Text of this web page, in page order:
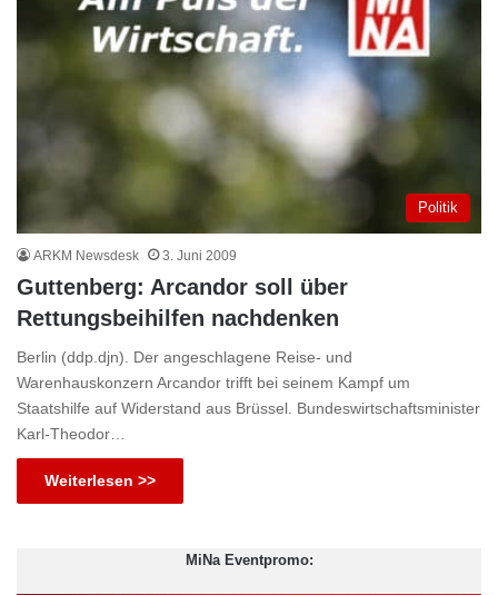
Politik
ARKM Newsdesk 3. Juni 2009
Guttenberg: Arcandor soll über
Rettungsbeihilfen nachdenken
Berlin (ddp.djn). Der angeschlagene Reise- und
Warenhauskonzern Arcandor trifft bei seinem Kampf um
Staatshilfe auf Widerstand aus Brüssel. Bundeswirtschaftsminister
Karl-Theodor…
Weiterlesen >>
MiNa Eventpromo: